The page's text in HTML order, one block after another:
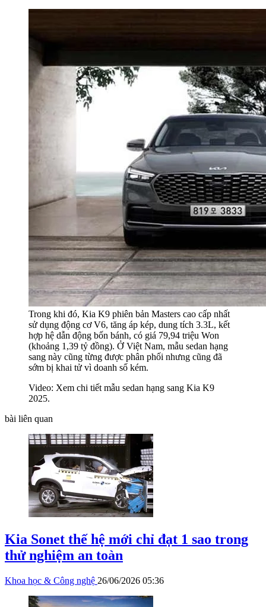
Trong khi đó, Kia K9 phiên bản Masters cao cấp nhất
sử dụng động cơ V6, tăng áp kép, dung tích 3.3L, kết
hợp hệ dẫn động bốn bánh, có giá 79,94 triệu Won
(khoảng 1,39 tỷ đồng). Ở Việt Nam, mẫu sedan hạng
sang này cũng từng được phân phối nhưng cũng đã
sớm bị khai tử vì doanh số kém.
Video: Xem chi tiết mẫu sedan hạng sang Kia K9
2025.
bài liên quan
Kia Sonet thế hệ mới chỉ đạt 1 sao trong
thử nghiệm an toàn
Khoa học & Công nghệ 26/06/2026 05:36